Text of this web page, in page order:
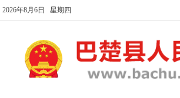
2026年8月6日 星期四